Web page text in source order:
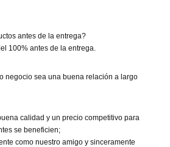
antes de la entrega?
100% antes de la entrega.
negocio sea una buena relación a largo
calidad y un precio competitivo para
se beneficien;
como nuestro amigo y sinceramente